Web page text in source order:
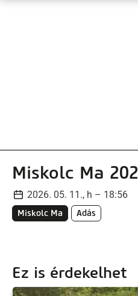
Miskolc Ma
2026. 05. 11., h – 18:56
Miskolc Ma Adás
Ez is érdekelhet